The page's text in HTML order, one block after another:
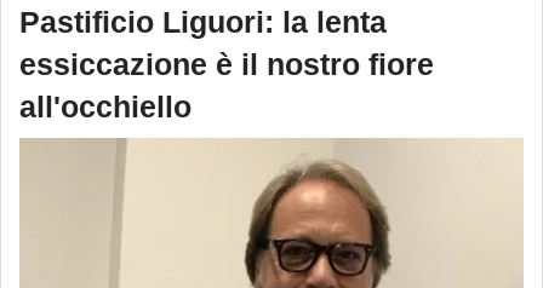
Pastificio Liguori: la lenta
essiccazione è il nostro fiore
all'occhiello